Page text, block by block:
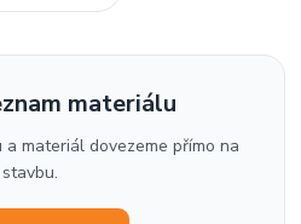
materiálu
a materiál dovezeme přímo na
stavbu.